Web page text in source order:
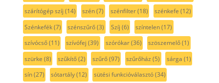
szárítógép szíj (14) szén(7) szénfilter(18) szénkefe (12)
Szénkefék(7) szénszűrő(3) Szíj (6) színtelen(17)
szívócső(11) szívófej (39) szórókar(36) szöszemelő(1)
szürke (8) szűkítő(2) szűrő(97) szűrőház (5) sárga (1)
sín(27) sótartály(12) sütési funkcióválasztó(34)